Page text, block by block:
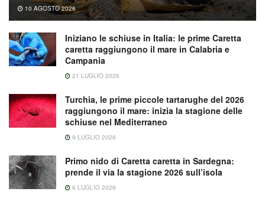
10 AGOSTO 2026
Iniziano le schiuse in Italia: le prime Caretta
caretta raggiungono il mare in Calabria e
Campania
21 LUGLIO 2026
Turchia, le prime piccole tartarughe del 2026
raggiungono il mare: inizia la stagione delle
schiuse nel Mediterraneo
9 LUGLIO 2026
Primo nido di Caretta caretta in Sardegna:
prende il via la stagione 2026 sull’isola
6 LUGLIO 2026